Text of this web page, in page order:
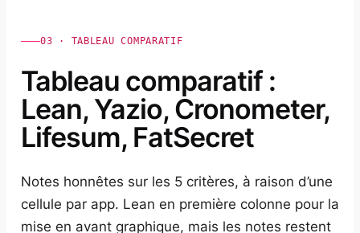
03 · TABLEAU COMPARATIF
Tableau comparatif :
Lean, Yazio, Cronometer,
Lifesum, FatSecret
Notes honnêtes sur les 5 critères, à raison d’une
cellule par app. Lean en première colonne pour la
mise en avant graphique, mais les notes restent